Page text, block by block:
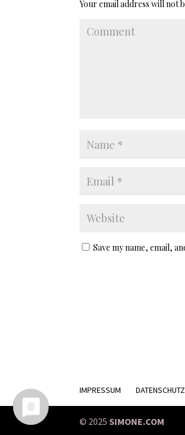
Your email address will not
Save my name, email,
IMPRESSUM
© 2025SIMONE.COM